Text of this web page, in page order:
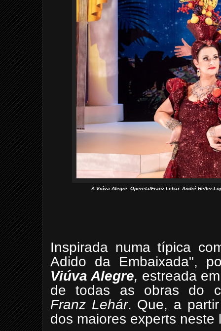
A Viúva Alegre. Opereta/Franz Lehar. André Heller-
Inspirada numa típica
Adido da Embaixada",
Viúva Alegre, estreada
de todas as obras do
Franz Lehár. Que, a
dos maiores experts neste